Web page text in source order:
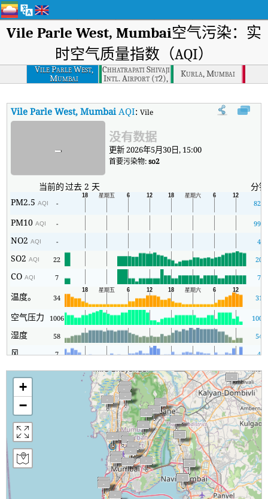
Vile Parle West, Mumbai空气污染：实
时空气质量指数（AQI）
Vile Parle West,
Mumbai
Chhatrapati Shivaji
Intl. Airport (t2),
Mumbai
Kurla, Mumbai
Vile Parle West, MumbaiAQI:Vile Parle West, Mumbai实时空气质量
- 没有数据
更新 2026年5月30日, 15:00
首要污染物:so2
当前的过去 2 天
分钟
PM2.5AQI - 825
PM10AQI - 999
NO2AQI - 4
SO2AQI 22 20
COAQI 7 7
温度。 34 31
空气压力 1006 1005
湿度 58 54
风 7 4
+
−